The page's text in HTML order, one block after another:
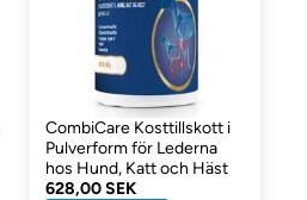
CombiCare Kosttillskott i
Pulverform för Lederna
hos Hund, Katt och Häst
628,00 SEK